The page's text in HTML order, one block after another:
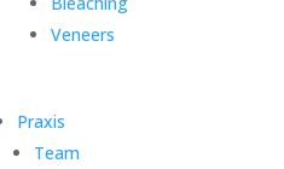
Veneers
Praxis
Team